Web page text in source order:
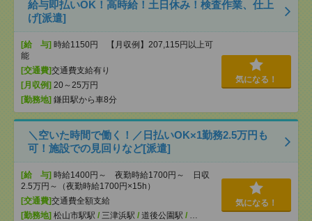
給与即払いOK！高時給！土日休み！検査作業、仕上
げ[派遣]
[給 与] 時給1150円 【月収例】207,115円以上可
能
[交通費]交通費支給有り
[月収例] 20～25万円
[勤務地] 鎌田駅から車8分
気になる！
＼空いた時間で働く！／日払いOK×1勤務2.5万円も
可！施設での見回りなど[派遣]
[給 与] 時給1400円～ 夜勤時給1700円～ 日収
2.5万円～（夜勤時給1700円×15h）
[交通費]交通費全額支給
[勤務地] 松山市駅駅 / 三津浜駅 / 道後公園駅 / …
気になる！